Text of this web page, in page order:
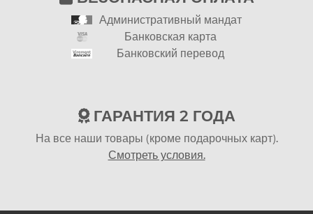
Административный мандат
Банковская карта
Банковский перевод
ГАРАНТИЯ 2 ГОДА
На все наши товары (кроме подарочных карт).
Смотреть условия.